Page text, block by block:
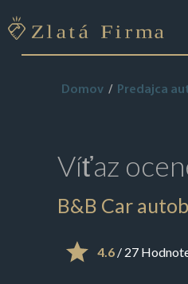
Domov Predajca
Víťaz
B&B Car
4.6/ 27